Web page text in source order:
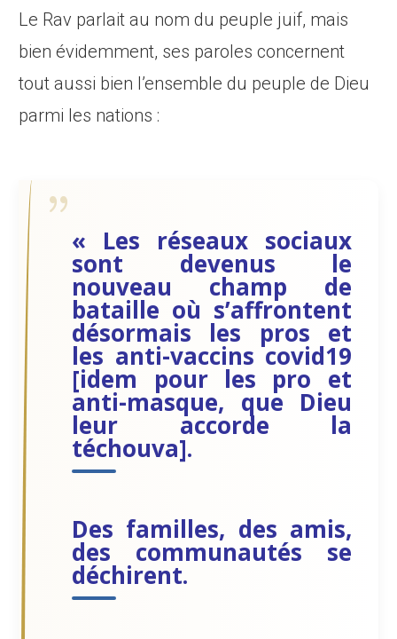
Le Rav parlait au nom du peuple juif, mais
bien évidemment, ses paroles concernent
tout aussi bien l’ensemble du peuple de Dieu
parmi les nations :
« Les réseaux sociaux
sont devenus le
nouveau champ de
bataille où s’affrontent
désormais les pros et
les anti-vaccins covid19
[idem pour les pro et
anti-masque, que Dieu
leur accorde la
téchouva].
Des familles, des amis,
des communautés se
déchirent.